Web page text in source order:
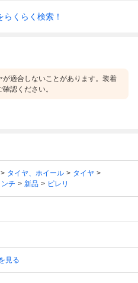
くらく検索！
適合しないことがあります。装着
認ください。
タイヤ、ホイール
タイヤ
チ 新品 ピレリ
見る